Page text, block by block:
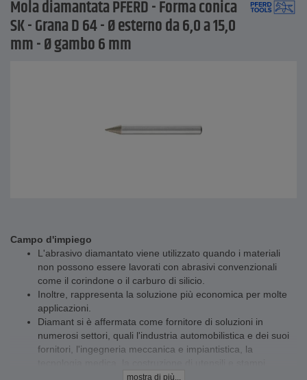
Mola diamantata PFERD - Forma conica
SK - Grana D 64 - Ø esterno da 6,0 a 15,0
mm - Ø gambo 6 mm
Campo d'impiego
L'abrasivo diamantato viene utilizzato quando i materiali
non possono essere lavorati con abrasivi convenzionali
come il corindone o il carburo di silicio.
Inoltre, rappresenta la soluzione più economica per molte
applicazioni.
Diamant si è affermata come fornitore di soluzioni in
numerosi settori, quali l'industria automobilistica e dei suoi
fornitori, l'ingegneria meccanica e impiantistica, la
l'industria degli utensili, l'industria della lavorazione della
mostra di più...